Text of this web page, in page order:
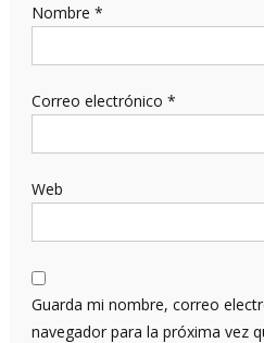
Nombre *
Correo electrónico *
Web
Guarda mi nombre, correo
navegador para la próxima vez